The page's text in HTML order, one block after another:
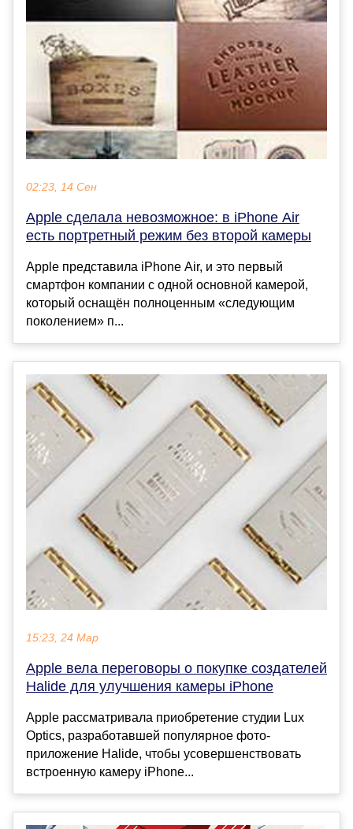
02:23, 14 Сен
Apple сделала невозможное: в iPhone Air
есть портретный режим без второй камеры
Apple представила iPhone Air, и это первый
смартфон компании с одной основной камерой,
который оснащён полноценным «следующим
поколением» п...
15:23, 24 Мар
Apple вела переговоры о покупке создателей
Halide для улучшения камеры iPhone
Apple рассматривала приобретение студии Lux
Optics, разработавшей популярное фото-
приложение Halide, чтобы усовершенствовать
встроенную камеру iPhone...